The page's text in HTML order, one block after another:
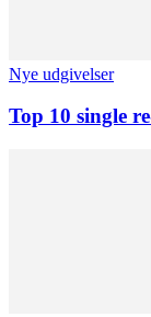
Nye udgivelser
Top 10 single